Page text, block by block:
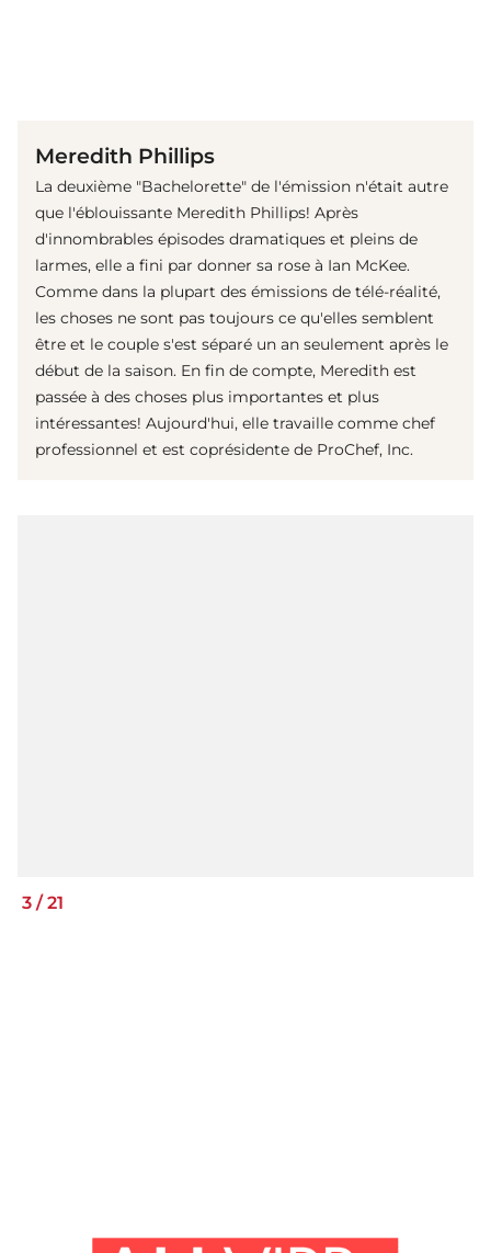
Meredith Phillips
La deuxième "Bachelorette" de l'émission n'était autre
que l'éblouissante Meredith Phillips! Après
d'innombrables épisodes dramatiques et pleins de
larmes, elle a fini par donner sa rose à Ian McKee.
Comme dans la plupart des émissions de télé-réalité,
les choses ne sont pas toujours ce qu'elles semblent
être et le couple s'est séparé un an seulement après le
début de la saison. En fin de compte, Meredith est
passée à des choses plus importantes et plus
intéressantes! Aujourd'hui, elle travaille comme chef
professionnel et est coprésidente de ProChef, Inc.
3 /21